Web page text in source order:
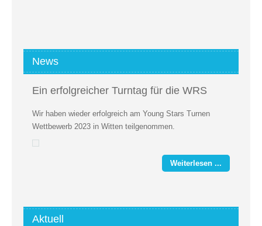
News
Ein erfolgreicher Turntag für die WRS
Wir haben wieder erfolgreich am Young Stars Turnen
Wettbewerb 2023 in Witten teilgenommen.
Weiterlesen ...
Aktuell